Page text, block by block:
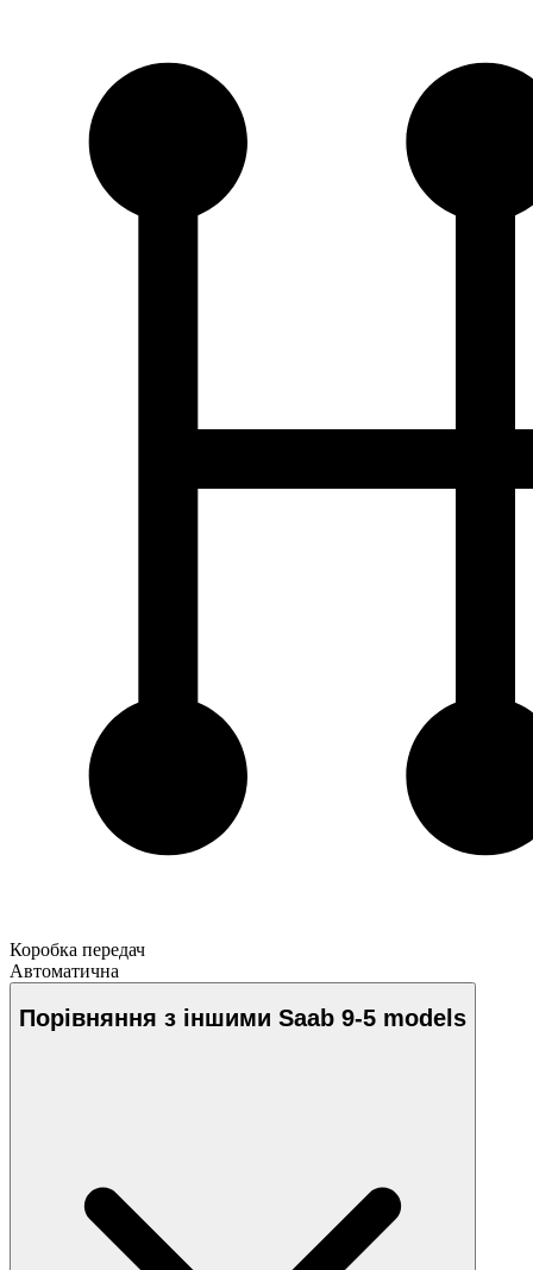
Коробка передач
Автоматична
Порівняння з іншими Saab 9-5 models